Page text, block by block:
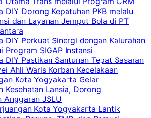
DIY Dorong Kepatuhan PKB melalui
dan Layanan Jemput Bola di PT
DIY Perkuat Sinergi dengan Kalurahan
Program SIGAP Instansi
DIY Pastikan Santunan Tepat Sasaran
Ahli Waris Korban Kecelakaan
Kota Yogyakarta Gelar
Kesehatan Lansia, Dorong
Anggaran JSLU
Kota Yogyakarta Lantik